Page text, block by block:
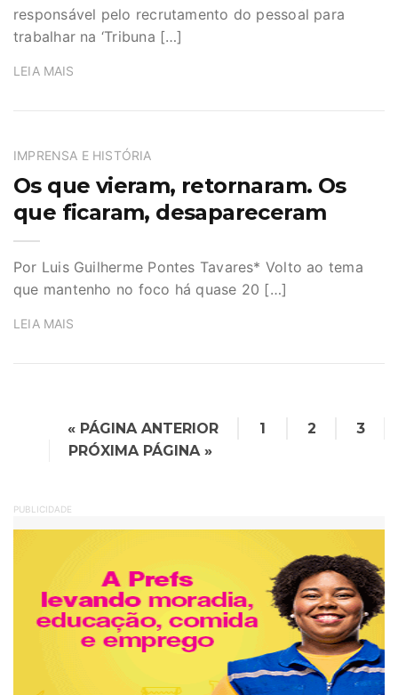
responsável pelo recrutamento do pessoal para
trabalhar na ‘Tribuna […]
LEIA MAIS
IMPRENSA E HISTÓRIA
Os que vieram, retornaram. Os
que ficaram, desapareceram
Por Luis Guilherme Pontes Tavares* Volto ao tema
que mantenho no foco há quase 20 […]
LEIA MAIS
« PÁGINA ANTERIOR 1 2
3
PRÓXIMA PÁGINA »
PUBLICIDADE